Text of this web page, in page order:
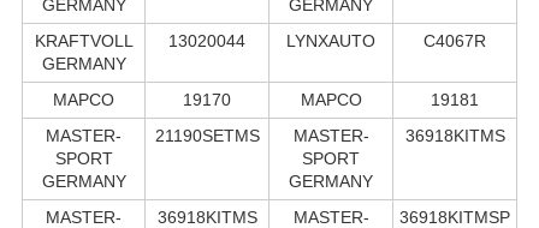
GERMANY
GERMANY
KRAFTVOLL
GERMANY
13020044 LYNXAUTO C4067R
MAPCO 19170 MAPCO
19181
MASTER-
SPORT
GERMANY
21190SETMS
MASTER-
SPORT
GERMANY
36918KITMS
MASTER-
36918KITMS
MASTER-
36918KITMSP